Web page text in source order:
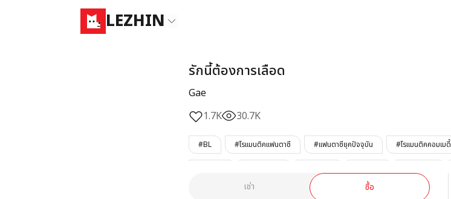
LEZHIN
รักนี้ต้องการเลือด
Gae
1.7K
30.7K
#BL #โรแมนติคแฟนตาซี #แฟนตาซียุคปัจจุบัน #โรแมนติคคอมเมดี้
#OnlyLEZHIN
เช่า ซื้อ